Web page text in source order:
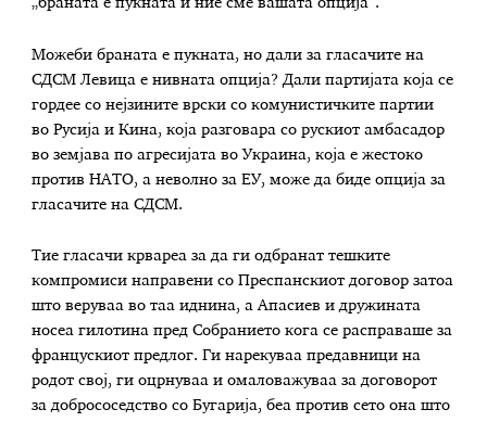
„браната е пукната и ние сме вашата опција“.
Можеби браната е пукната, но дали за гласачите на
СДСМ Левица е нивната опција? Дали партијата која се
гордее со нејзините врски со комунистичките партии
во Русија и Кина, која разговара со рускиот амбасадор
во земјава по агресијата во Украина, која е жестоко
против НАТО, а неволно за ЕУ, може да биде опција за
гласачите на СДСМ.
Тие гласачи крвареа за да ги одбранат тешките
компромиси направени со Преспанскиот договор затоа
што веруваа во таа иднина, а Апасиев и дружината
носеа гилотина пред Собранието кога се расправаше за
францускиот предлог. Ги нарекуваа предавници на
родот свој, ги оцрнуваа и омаловажуваа за договорот
за добрососедство со Бугарија, беа против сето она што